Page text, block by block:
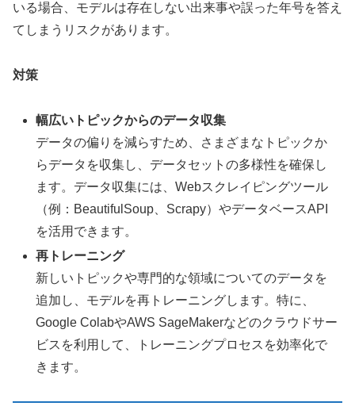
いる場合、モデルは存在しない出来事や誤った年号を答え
てしまうリスクがあります。
対策
幅広いトピックからのデータ収集
データの偏りを減らすため、さまざまなトピックか
らデータを収集し、データセットの多様性を確保し
ます。データ収集には、Webスクレイピングツール
（例：BeautifulSoup、Scrapy）やデータベースAPI
を活用できます。
再トレーニング
新しいトピックや専門的な領域についてのデータを
追加し、モデルを再トレーニングします。特に、
Google ColabやAWS SageMakerなどのクラウドサー
ビスを利用して、トレーニングプロセスを効率化で
きます。